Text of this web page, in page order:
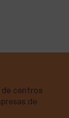
de centros
de